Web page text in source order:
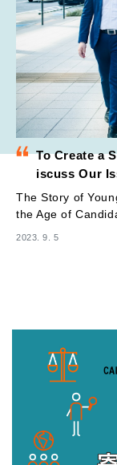
To Create a
iscuss Our
The Story of
the Age of
2023. 9. 5